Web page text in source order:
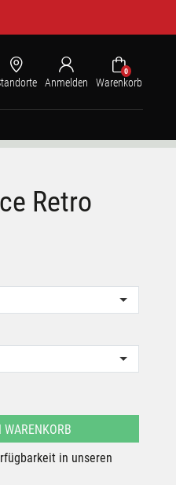
Anmelden
0
Warenkorb
Retro
WARENKORB
in unseren